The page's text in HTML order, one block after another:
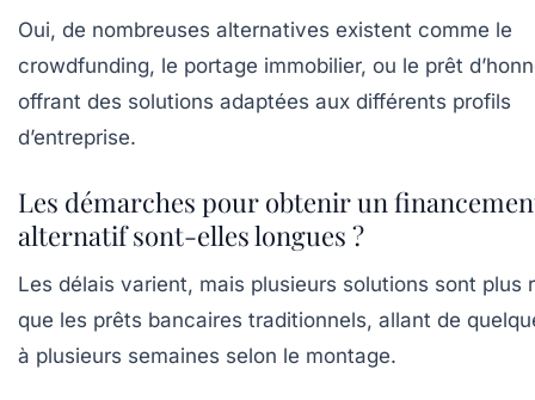
Oui, de nombreuses alternatives existent comme le
crowdfunding, le portage immobilier, ou le prêt
offrant des solutions adaptées aux différents profils
d’entreprise.
Les démarches pour obtenir un
alternatif sont-elles longues ?
Les délais varient, mais plusieurs solutions sont plus
que les prêts bancaires traditionnels, allant de
à plusieurs semaines selon le montage.